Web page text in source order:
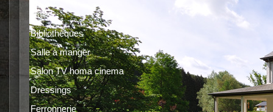
Halls
Bibliothèques
Salle à manger
Salon TV homa cinema
Dressings
Ferronnerie